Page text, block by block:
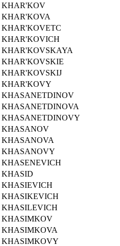
KHAR'KOV
KHAR'KOVA
KHAR'KOVETC
KHAR'KOVICH
KHAR'KOVSKAYA
KHAR'KOVSKIE
KHAR'KOVSKIJ
KHAR'KOVY
KHASANETDINOV
KHASANETDINOVA
KHASANETDINOVY
KHASANOV
KHASANOVA
KHASANOVY
KHASENEVICH
KHASID
KHASIEVICH
KHASIKEVICH
KHASILEVICH
KHASIMKOV
KHASIMKOVA
KHASIMKOVY